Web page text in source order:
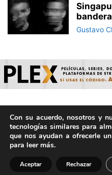
Gustavo
© ArepaVolatil.Com 2021-
IA. | Todos los
Con su acuerdo, nosotros y
tecnologías similares para
que nos ayudan a ofrecerle
para leer más.
Aceptar Rechazar